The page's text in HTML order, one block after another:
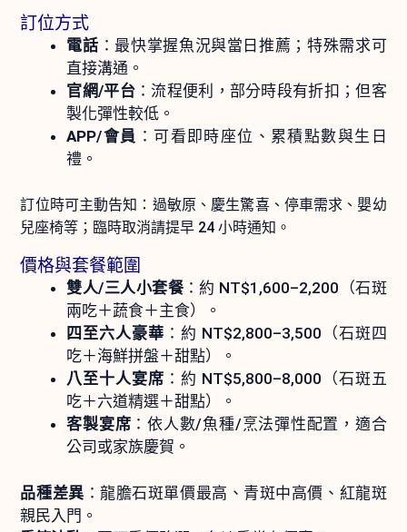
訂位方式
電話 ：最快掌握魚況與當日推薦；特殊需求可
直接溝通。
官網/平台：流程便利，部分時段有折扣；但客
製化彈性較低。
APP/會員 ：可看即時座位、累積點數與生日
禮。
訂位時可主動告知：過敏原、慶生驚喜、停車需求、嬰幼
兒座椅等；臨時取消請提早 24 小時通知。
價格與套餐範圍
雙人/三人小套餐：約 NT$1,600–2,200（石斑
兩吃＋蔬食＋主食）。
四至六人豪華 ：約 NT$2,800–3,500（石斑四
吃＋海鮮拼盤＋甜點）。
八至十人宴席 ：約 NT$5,800–8,000（石斑五
吃＋六道精選＋甜點）。
客製宴席 ：依人數/魚種/烹法彈性配置，適合
公司或家族慶賀。
品種差異 ：龍膽石斑單價最高、青斑中高價、紅龍斑
親民入門。